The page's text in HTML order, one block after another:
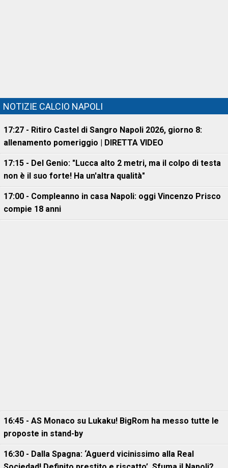
NOTIZIE CALCIO NAPOLI
17:27 - Ritiro Castel di Sangro Napoli 2026, giorno 8:
allenamento pomeriggio | DIRETTA VIDEO
17:15 - Del Genio: "Lucca alto 2 metri, ma il colpo di testa
non è il suo forte! Ha un'altra qualità"
17:00 - Compleanno in casa Napoli: oggi Vincenzo Prisco
compie 18 anni
16:45 - AS Monaco su Lukaku! BigRom ha messo tutte le
proposte in stand-by
16:30 - Dalla Spagna: ‘Aguerd vicinissimo alla Real